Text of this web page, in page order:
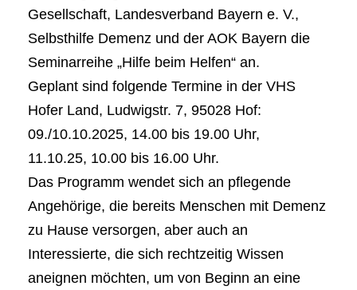
Gesellschaft, Landesverband Bayern e. V.,
Selbsthilfe Demenz und der AOK Bayern die
Seminarreihe „Hilfe beim Helfen“ an.
Geplant sind folgende Termine in der VHS
Hofer Land, Ludwigstr. 7, 95028 Hof:
09./10.10.2025, 14.00 bis 19.00 Uhr,
11.10.25, 10.00 bis 16.00 Uhr.
Das Programm wendet sich an pflegende
Angehörige, die bereits Menschen mit Demenz
zu Hause versorgen, aber auch an
Interessierte, die sich rechtzeitig Wissen
aneignen möchten, um von Beginn an eine